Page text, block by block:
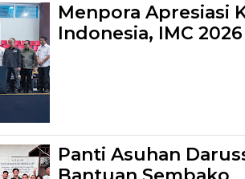
Menpora Apresiasi
Indonesia, IMC
Panti Asuhan